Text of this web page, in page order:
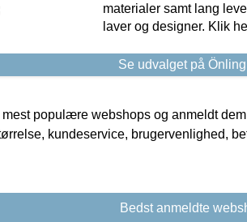
materialer samt lang
laver og designer. Klik
Se udvalget på
populære webshops og anmeldt
kundeservice, brugervenlighed,
Bedst anmeldte